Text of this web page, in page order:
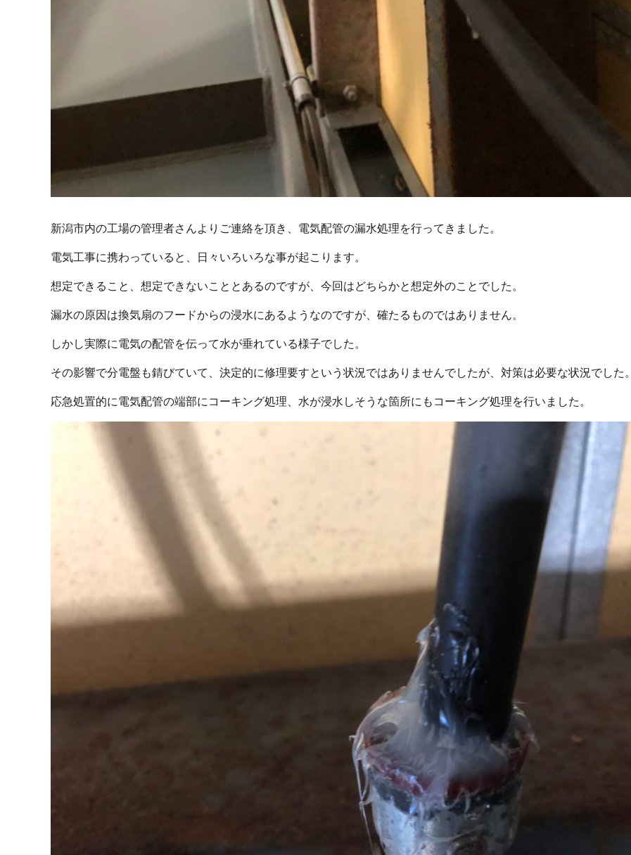
新潟市内の工場の管理者さんよりご連絡を頂き、電気配管の漏水処理を行ってきました。
電気工事に携わっていると、日々いろいろな事が起こります。
想定できること、想定できないこととあるのですが、今回はどちらかと想定外のことでした。
漏水の原因は換気扇のフードからの浸水にあるようなのですが、確たるものではありません。
しかし実際に電気の配管を伝って水が垂れている様子でした。
その影響で分電盤も錆びていて、決定的に修理要すという状況ではありませんでしたが、対策は必要な状況でした。
応急処置的に電気配管の端部にコーキング処理、水が浸水しそうな箇所にもコーキング処理を行いました。